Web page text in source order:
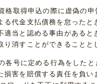
格取得申込の際に虚偽の申
る代金支払債務を怠ったと
適当と認める事由があると
り消すことができることと
各号に定める行為をしたと
損害を賠償する責任を負い